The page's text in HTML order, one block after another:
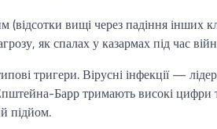
(відсотки вищі через падіння
як спалах у казармах під час
тригери. Вірусні інфекції —
Барр тримають високі цифри
підйом.